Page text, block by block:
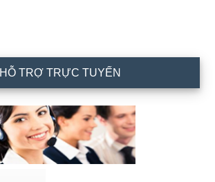
HỖ TRỢ TRỰC TUYẾN